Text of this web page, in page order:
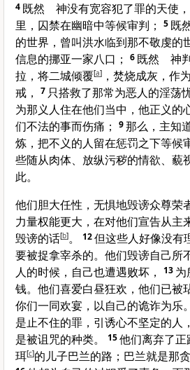
4 既然 神没有宽容犯了罪的天使
里，囚禁在幽暗中等候审判；
5 既
的世界，曾叫洪水临到那不敬虔的
信息的挪亚一家八口； 6 既然 神
拉 ，将二城倾覆[a] ，焚烧成灰，作
戒，
7 只搭救了那常为恶人的淫荡
为那义人住在他们当中，他正义的
们不法的事而伤痛；
9那么，主知
炼，把不义的人留在惩罚之下等候
些随从肉体、放纵污秽的情欲、藐
此。
他们胆大任性，无惧地毁谤众尊荣
力量权能更大，在对他们宣告从主
毁谤的话[b]。 12但这些人好像没有
要被捉拿宰杀的。他们毁谤自己所
人的时候，自己也遭遇败坏，
13 为
钱。他们喜爱白昼狂欢，他们已被
你们一同欢宴，以自己的诡诈为乐。
是止不住的罪，引诱心不坚定的人
是被诅咒的种类。
15他们离弃了
珥[c]的儿子巴兰的路； 巴兰就是那